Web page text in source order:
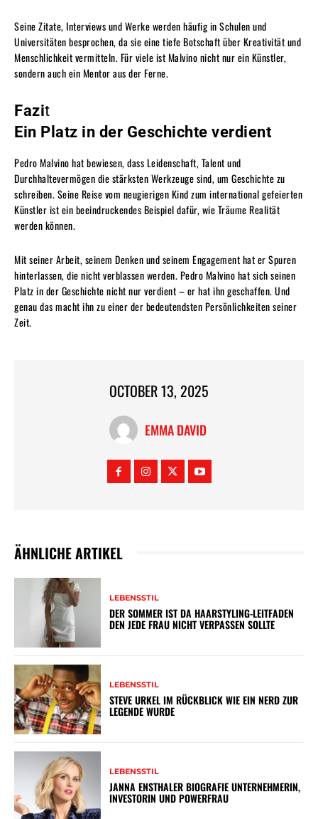
Seine Zitate, Interviews und Werke werden häufig in Schulen und
Universitäten besprochen, da sie eine tiefe Botschaft über Kreativität und
Menschlichkeit vermitteln. Für viele ist Malvino nicht nur ein Künstler,
sondern auch ein Mentor aus der Ferne.
Fazit
Ein Platz in der Geschichte verdient
Pedro Malvino hat bewiesen, dass Leidenschaft, Talent und
Durchhaltevermögen die stärksten Werkzeuge sind, um Geschichte zu
schreiben. Seine Reise vom neugierigen Kind zum international gefeierten
Künstler ist ein beeindruckendes Beispiel dafür, wie Träume Realität
werden können.
Mit seiner Arbeit, seinem Denken und seinem Engagement hat er Spuren
hinterlassen, die nicht verblassen werden. Pedro Malvino hat sich seinen
Platz in der Geschichte nicht nur verdient – er hat ihn geschaffen. Und
genau das macht ihn zu einer der bedeutendsten Persönlichkeiten seiner
Zeit.
OCTOBER 13, 2025
EMMA DAVID
ÄHNLICHE ARTIKEL
LEBENSSTIL
DER SOMMER IST DA HAARSTYLING-LEITFADEN
DEN JEDE FRAU NICHT VERPASSEN SOLLTE
LEBENSSTIL
STEVE URKEL IM RÜCKBLICK WIE EIN NERD ZUR
LEGENDE WURDE
LEBENSSTIL
JANNA ENSTHALER BIOGRAFIE UNTERNEHMERIN,
INVESTORIN UND POWERFRAU